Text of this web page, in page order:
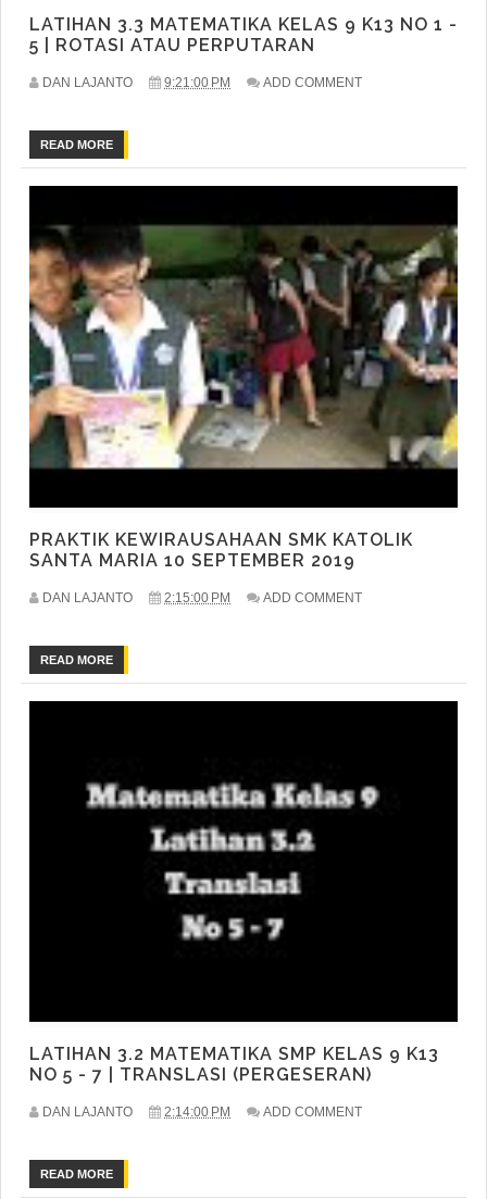
LATIHAN 3.3 MATEMATIKA KELAS 9 K13 NO 1 -
5 | ROTASI ATAU PERPUTARAN
DAN LAJANTO 9:21:00 PM ADD COMMENT
READ MORE
PRAKTIK KEWIRAUSAHAAN SMK KATOLIK
SANTA MARIA 10 SEPTEMBER 2019
DAN LAJANTO 2:15:00 PM ADD COMMENT
READ MORE
LATIHAN 3.2 MATEMATIKA SMP KELAS 9 K13
NO 5 - 7 | TRANSLASI (PERGESERAN)
DAN LAJANTO 2:14:00 PM ADD COMMENT
READ MORE